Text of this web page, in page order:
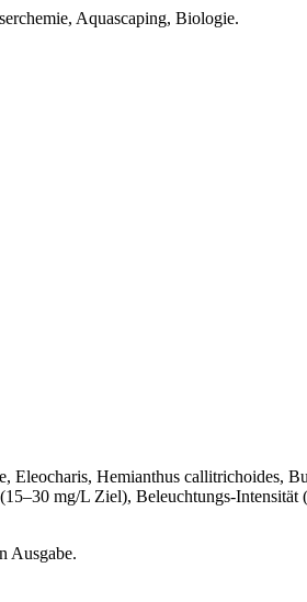
Aquascaping, Biologie.
Eleocharis, Hemianthus callitrichoides,
mg/L Ziel), Beleuchtungs-
Ausgabe.